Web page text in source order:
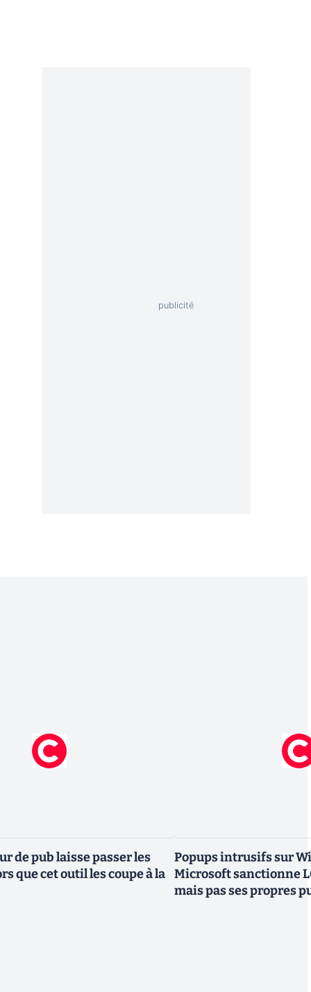
de pub laisse passer les
que cet outil les coupe à la
Popups intrusifs sur
Microsoft sanctionne
mais pas ses propres